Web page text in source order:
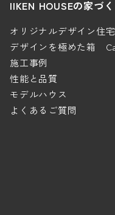
IIKEN HOUSEの家づく
オリジナルデザイン住
デザインを極めた箱
施工事例
性能と品質
モデルハウス
よくあるご質問